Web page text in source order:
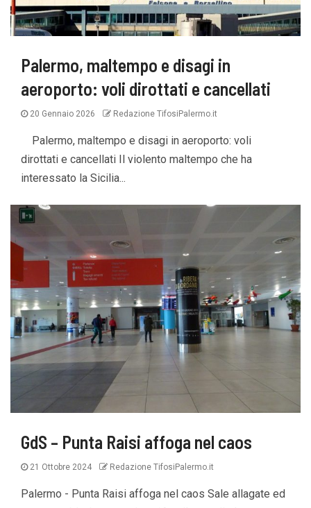
Palermo, maltempo e disagi in
aeroporto: voli dirottati e cancellati
20 Gennaio 2026 Redazione TifosiPalermo.it
Palermo, maltempo e disagi in aeroporto: voli
dirottati e cancellati Il violento maltempo che ha
interessato la Sicilia...
GdS – Punta Raisi affoga nel caos
21 Ottobre 2024 Redazione TifosiPalermo.it
Palermo - Punta Raisi affoga nel caos Sale allagate ed